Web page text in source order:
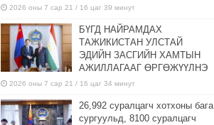
2026 оны 7 сар 21 / 16 цаг 39 минут
БҮГД НАЙРАМДАХ
ТАЖИКИСТАН УЛСТАЙ
ЭДИЙН ЗАСГИЙН ХАМТЫН
АЖИЛЛАГААГ ӨРГӨЖҮҮЛНЭ
2026 оны 7 сар 21 / 16 цаг 34 минут
26,992 суралцагч хотхоны бага
сургуульд, 8100 суралцагч